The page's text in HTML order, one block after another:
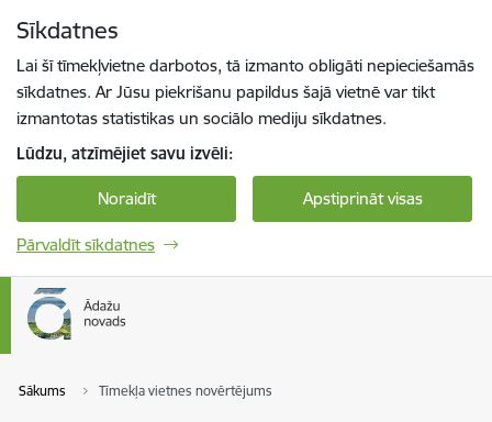
Sīkdatnes
Lai šī tīmekļvietne darbotos, tā izmanto obligāti nepieciešamās
sīkdatnes. Ar Jūsu piekrišanu papildus šajā vietnē var tikt
izmantotas statistikas un sociālo mediju sīkdatnes.
Lūdzu, atzīmējiet savu izvēli:
Noraidīt Apstiprināt visas
Pārvaldīt sīkdatnes
Sākums Tīmekļa vietnes novērtējums